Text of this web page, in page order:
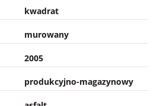
kwadrat
murowany
2005
produkcyjno-magazynowy